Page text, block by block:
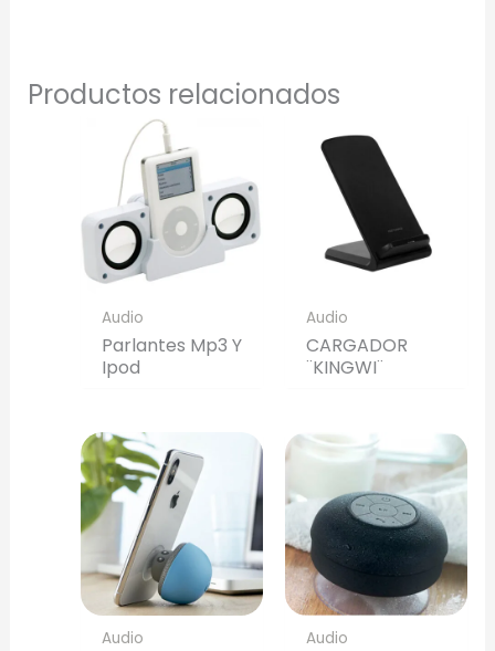
Productos relacionados
Audio
Parlantes Mp3 Y
Ipod
Audio
CARGADOR
¨KINGWI¨
Audio Audio